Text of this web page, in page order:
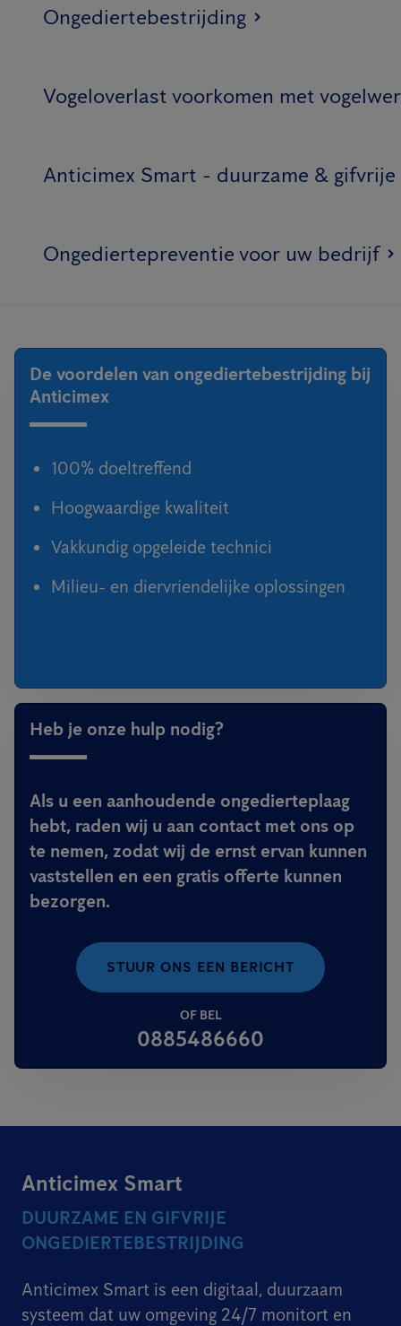
Ongediertebestrijding
Vogeloverlast voorkomen met
Anticimex Smart - duurzame &
Ongediertepreventie voor uw bedrijf
De voordelen van ongediertebestrijding bij
Anticimex
100% doeltreffend
Hoogwaardige kwaliteit
Vakkundig opgeleide technici
Milieu- en diervriendelijke oplossingen
Heb je onze hulp nodig?
Als u een aanhoudende ongedierteplaag
hebt, raden wij u aan contact met ons op
te nemen, zodat wij de ernst ervan kunnen
vaststellen en een gratis offerte kunnen
bezorgen.
STUUR ONS EEN BERICHT
OF BEL
0885486660
Anticimex Smart
DUURZAME EN GIFVRIJE
ONGEDIERTEBESTRIJDING
Anticimex Smart is een digitaal, duurzaam
systeem dat uw omgeving 24/7 monitort en